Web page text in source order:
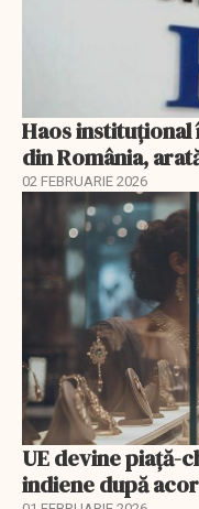
Haos
din România,
02 FEBRUARIE 2026
UE devine piață-
indiene după